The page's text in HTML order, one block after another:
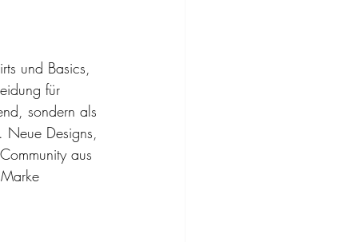
und Basics,
für
sondern als
Neue Designs,
aus